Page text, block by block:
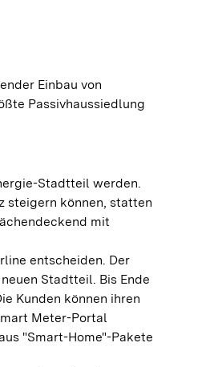
Einbau von
Passivhaussiedlung
Stadtteil werden.
steigern können, statten
mit
entscheiden. Der
Stadtteil. Bis Ende
Kunden können ihren
Meter-Portal
"Smart-Home"-Pakete